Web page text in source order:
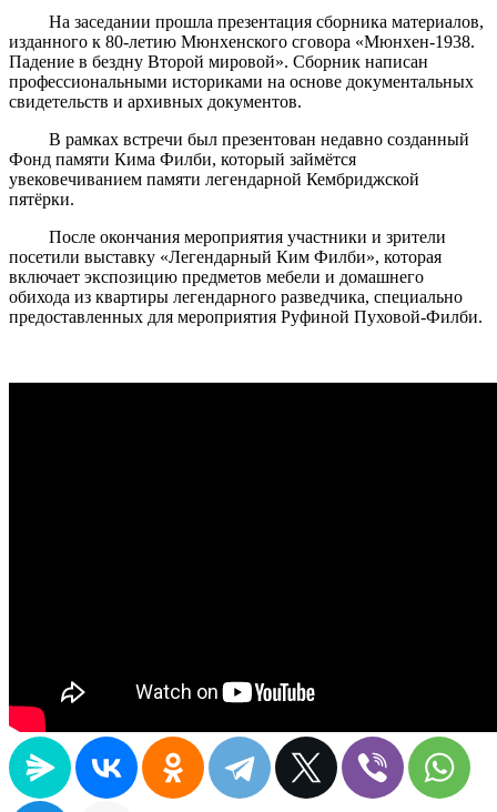
На заседании прошла презентация сборника материалов,
изданного к 80-летию Мюнхенского сговора «Мюнхен-1938.
Падение в бездну Второй мировой». Сборник написан
профессиональными историками на основе документальных
свидетельств и архивных документов.
В рамках встречи был презентован недавно созданный
Фонд памяти Кима Филби, который займётся
увековечиванием памяти легендарной Кембриджской
пятёрки.
После окончания мероприятия участники и зрители
посетили выставку «Легендарный Ким Филби», которая
включает экспозицию предметов мебели и домашнего
обихода из квартиры легендарного разведчика, специально
предоставленных для мероприятия Руфиной Пуховой-Филби.